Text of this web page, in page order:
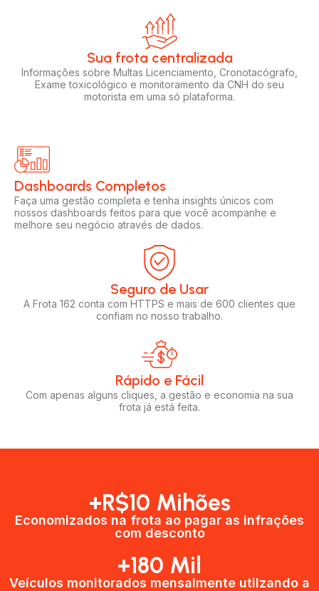
Sua frota centralizada​
Informações sobre Multas Licenciamento, Cronotacógrafo,
Exame toxicológico e monitoramento da CNH do seu
motorista em uma só plataforma.
Dashboards Completos​​
Faça uma gestão completa e tenha insights únicos com
nossos dashboards feitos para que você acompanhe e
melhore seu negócio através de dados.
Seguro de Usar​
A Frota 162 conta com HTTPS e mais de 600 clientes que
confiam no nosso trabalho.
Rápido e Fácil​
Com apenas alguns cliques, a gestão e economia na sua
frota já está feita.
+R$10 Mihões
Economizados na frota ao pagar as infrações
com desconto
+180 Mil
Veículos monitorados mensalmente utilzando a